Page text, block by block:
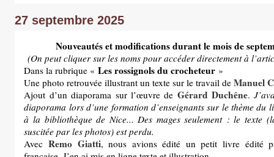
27 septembre 2025
Nouveautés et modifications durant le mois de
(On peut cliquer sur les noms pour accéder directement à
Dans la rubrique «Les rossignols du crocheteur »
Une photo retrouvée illustrant un texte sur le travail deManuel
Ajout d’un diaporama sur l’œuvre de Gérard Duchêne.
diaporama lors d’une formation d’enseignants sur le thème du
à la bibliothèque de Nice... Des mages seulement : le texte
suscitée par les photos) est perdu.
Avec Remo Giatti, nous avions édité un petit livre édité